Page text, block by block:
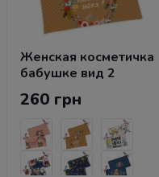
Женская косметичка
бабушке вид 2
260 грн